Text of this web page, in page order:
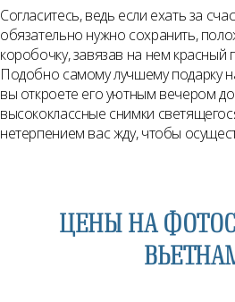
Согласитесь, ведь если ехать за
обязательно нужно сохранить,
коробочку, завязав на нем красный
Подобно самому лучшему подарку
вы откроете его уютным вечером
высококлассные снимки
нетерпением вас жду, чтобы
ЦЕНЫ НА